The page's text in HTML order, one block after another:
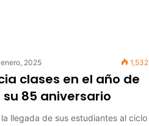
2025 1,532
clases en el año de
85 aniversario
llegada de sus estudiantes al ciclo